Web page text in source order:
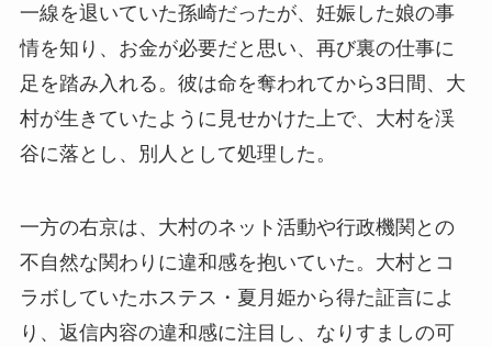
一線を退いていた孫崎だったが、妊娠した娘の事
情を知り、お金が必要だと思い、再び裏の仕事に
足を踏み入れる。彼は命を奪われてから3日間、大
村が生きていたように見せかけた上で、大村を渓
谷に落とし、別人として処理した。
一方の右京は、大村のネット活動や行政機関との
不自然な関わりに違和感を抱いていた。大村とコ
ラボしていたホステス・夏月姫から得た証言によ
り、返信内容の違和感に注目し、なりすましの可